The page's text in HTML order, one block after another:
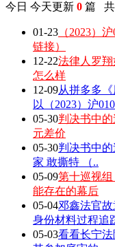
今日 今天更新 0 篇
01-23 （2023）
链接）
12-22法律人罗
怎么样
12-09从拼多多
以（2023）沪
05-30判决书中
元差价
05-30判决书中
家 敢撕特 （..
05-09第十巡视
能存在的幕后
05-04邓鑫法官
身份材料过程追
05-03看看长宁